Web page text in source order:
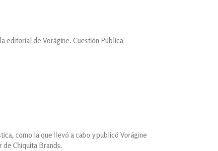
editorial de Vorágine. Cuestión Pública
como la que llevó a cabo y publicó Vorágine
Chiquita Brands.